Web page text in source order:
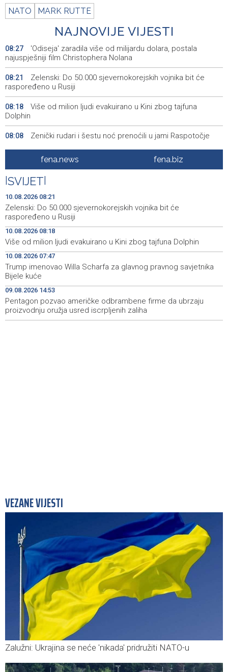
NATO MARK RUTTE
NAJNOVIJE VIJESTI
08:27
'Odiseja' zaradila više od milijardu dolara, postala
najuspješniji film Christophera Nolana
08:21
Zelenski: Do 50.000 sjevernokorejskih vojnika bit će
raspoređeno u Rusiji
08:18
Više od milion ljudi evakuirano u Kini zbog tajfuna
Dolphin
08:08 Zenički rudari i šestu noć prenoćili u jami Raspotočje
Svjetska mora u julu zabilježila najvišu temperaturu
otkad postoje mjerenja
07:47
Trump imenovao Willa Scharfa za glavnog pravnog
savjetnika Bijele kuće
07:47
Ekstremne vrućine i suša već koštaju evropsku
ekonomiju stotine milijardi eura
07:40
Danas u Sarajevu akcija darivanja krvi - Daruj krv, budi
opet njihov heroj
06:53 Najave događaja za 10. 8. 2026. godine (ponedjeljak)
06:53
Od ranih jutarnjih sati duge kolone vozila na graničnim
prelazima na izlazu iz BiH
fena.news fena.biz
SVIJET
10.08.2026 08:21
Zelenski: Do 50.000 sjevernokorejskih vojnika bit će
raspoređeno u Rusiji
10.08.2026 08:18
Više od milion ljudi evakuirano u Kini zbog tajfuna Dolphin
10.08.2026 07:47
Trump imenovao Willa Scharfa za glavnog pravnog savjetnika
Bijele kuće
09.08.2026 14:53
Pentagon pozvao američke odbrambene firme da ubrzaju
proizvodnju oružja usred iscrpljenih zaliha
VEZANE VIJESTI
Zalužni: Ukrajina se neće 'nikada' pridružiti NATO-u